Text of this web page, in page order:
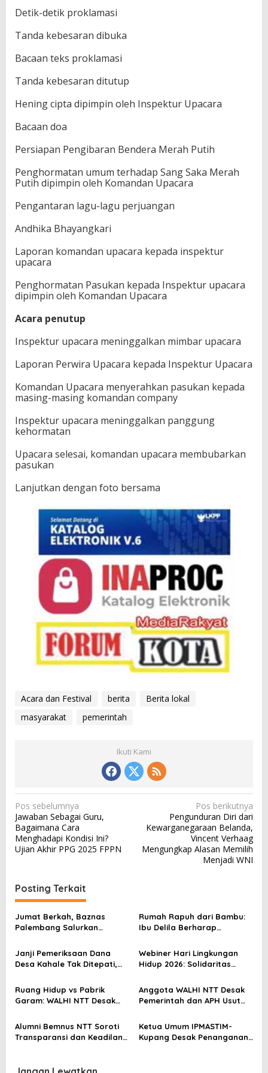
Detik-detik proklamasi
Tanda kebesaran dibuka
Bacaan teks proklamasi
Tanda kebesaran ditutup
Hening cipta dipimpin oleh Inspektur Upacara
Bacaan doa
Persiapan Pengibaran Bendera Merah Putih
Penghormatan umum terhadap Sang Saka Merah
Putih dipimpin oleh Komandan Upacara
Pengantaran lagu-lagu perjuangan
Andhika Bhayangkari
Laporan komandan upacara kepada inspektur
upacara
Penghormatan Pasukan kepada Inspektur upacara
dipimpin oleh Komandan Upacara
Acara penutup
Inspektur upacara meninggalkan mimbar upacara
Laporan Perwira Upacara kepada Inspektur Upacara
Komandan Upacara menyerahkan pasukan kepada
masing-masing komandan company
Inspektur upacara meninggalkan panggung
kehormatan
Upacara selesai, komandan upacara membubarkan
pasukan
Lanjutkan dengan foto bersama
Acara dan Festival berita
Berita lokal
masyarakat
pemerintah
Ikuti Kami
N
a
v
i
a
s
i
o
s
Pos sebelumnya
Jawaban Sebagai Guru,
Bagaimana Cara
Menghadapi Kondisi Ini?
Ujian Akhir PPG 2025 FPPN
Pos berikutnya
Pengunduran Diri dari
Kewarganegaraan Belanda,
Vincent Verhaag
Mengungkap Alasan Memilih
Menjadi WNI
Posting Terkait
Jumat Berkah, Baznas
Palembang Salurkan
Kertapati
Rumah Rapuh dari Bambu:
Ibu Delila Berharap
Dinas Sosial
Janji Pemeriksaan Dana
Desa Kahale Tak Ditepati,
Keseriusan Kejati NTT
Webiner Hari Lingkungan
Hidup 2026: Solidaritas
Soroti Dampak Krisis Iklim
dan Ruang hidup di NTT
Ruang Hidup vs Pabrik
Garam: WALHI NTT Desak
Ndao Berubah Permanen
Anggota WALHI NTT Desak
Pemerintah dan APH Usut
Kayu Sonokeling Ilegal di
TTU
Alumni Bemnus NTT Soroti
Transparansi dan Keadilan
Unkriswina Sumba
Ketua Umum IPMASTIM-
Kupang Desak Penanganan